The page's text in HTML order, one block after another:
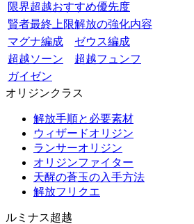
限界超越おすすめ優先度
賢者最終上限解放の強化内容
マグナ編成
ゼウス編成
超越ソーン
超越フュンフ
ガイゼン
オリジンクラス
解放手順と必要素材
ウィザードオリジン
ランサーオリジン
オリジンファイター
天醒の蒼玉の入手方法
解放フリクエ
ルミナス超越